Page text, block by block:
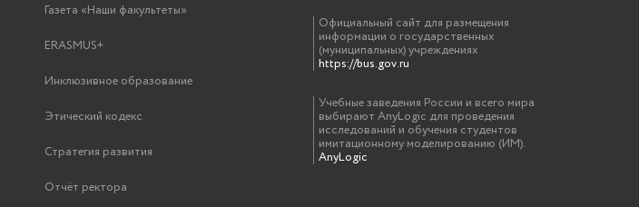
Газета «Наши факультеты»
ERASMUS+
Инклюзивное образование
Этический кодекс
Стратегия развития
Отчёт ректора
Официальный сайт для размещения
информации о государственных
(муниципальных) учреждениях
https://bus.gov.ru
Учебные заведения России и всего мира
выбирают AnyLogic для проведения
исследований и обучения студентов
имитационному моделированию (ИМ).
AnyLogic